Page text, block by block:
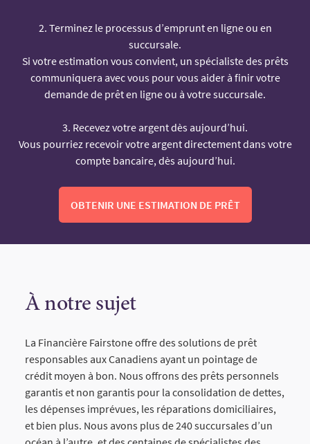
2. Terminez le processus d’emprunt en ligne ou en
succursale.
Si votre estimation vous convient, un spécialiste des prêts
communiquera avec vous pour vous aider à finir votre
demande de prêt en ligne ou à votre succursale.
3. Recevez votre argent dès aujourd’hui.
Vous pourriez recevoir votre argent directement dans votre
compte bancaire, dès aujourd’hui.
OBTENIR UNE ESTIMATION DE PRÊT
À notre sujet
La Financière Fairstone offre des solutions de prêt
responsables aux Canadiens ayant un pointage de
crédit moyen à bon. Nous offrons des prêts personnels
garantis et non garantis pour la consolidation de dettes,
les dépenses imprévues, les réparations domiciliaires,
et bien plus. Nous avons plus de 240 succursales d’un